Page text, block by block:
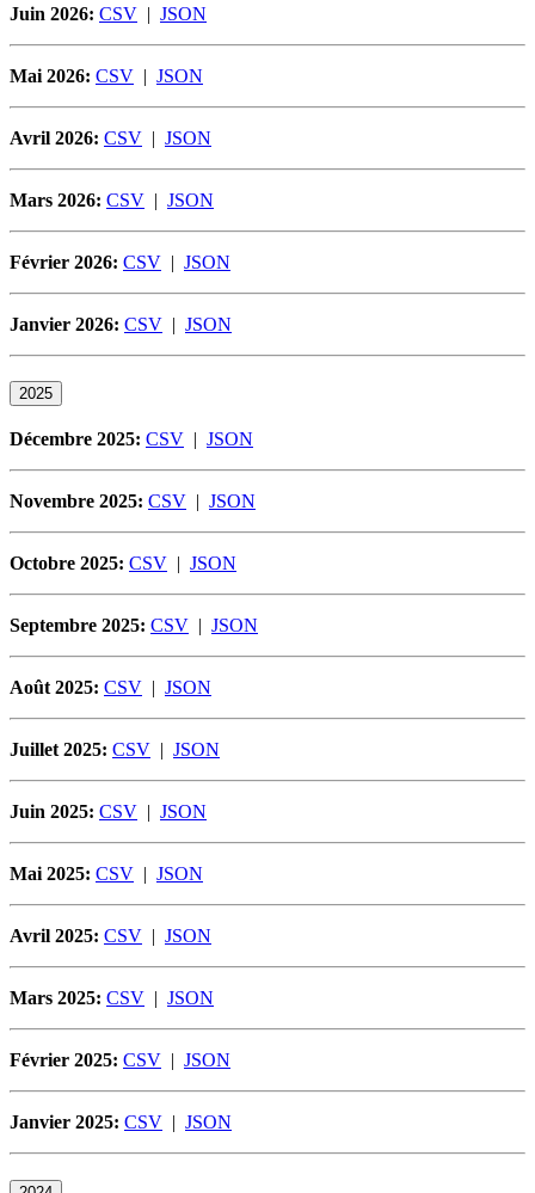
Juin 2026: CSV | JSON
Mai 2026: CSV | JSON
Avril 2026: CSV | JSON
Mars 2026: CSV | JSON
Février 2026: CSV | JSON
Janvier 2026: CSV | JSON
2025
Décembre 2025: CSV | JSON
Novembre 2025: CSV | JSON
Octobre 2025: CSV | JSON
Septembre 2025: CSV | JSON
Août 2025: CSV | JSON
Juillet 2025: CSV | JSON
Juin 2025: CSV | JSON
Mai 2025: CSV | JSON
Avril 2025: CSV | JSON
Mars 2025: CSV | JSON
Février 2025: CSV | JSON
Janvier 2025: CSV | JSON